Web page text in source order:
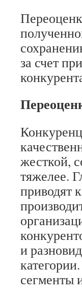
за счет
жесткой,
тяжелее.
приводят
и
сегменты